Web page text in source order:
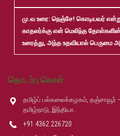
02
May
22
மரங்கள் ஏலம் விடுதல்
May
14
Robert-Caldwell-Chair-
May
08
தமிழ்ப் பல்கலைக்கழகம்-
மு.வ உரை: நெஞ்சே! கொடியவர்
காதலர்க்கு என் மெலிந்த
உரைத்து, அந்த உதவியால் பெருமை
தொடர்பு கொள்
தமிழ்ப் பல்கலைக்கழகம், தஞ்சாவூர் –
தமிழ்நாடு, இந்தியா.
+91 4362 226720